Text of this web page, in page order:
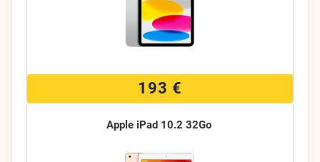
193 €
Apple iPad 10.2 32Go